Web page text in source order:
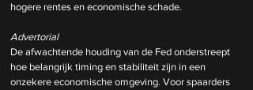
hogere rentes en economische schade.
Advertorial
De afwachtende houding van de Fed onderstreept
hoe belangrijk timing en stabiliteit zijn in een
onzekere economische omgeving. Voor spaarders